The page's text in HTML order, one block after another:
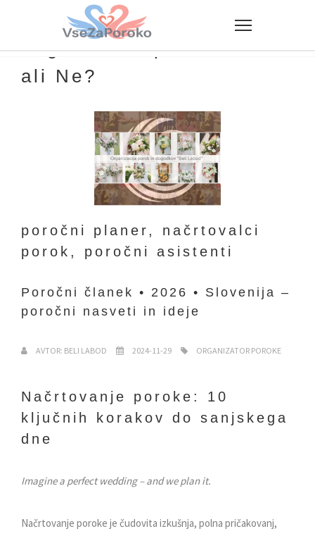
Organizator poroke Da
ali Ne?
poročni planer, načrtovalci
porok, poročni asistenti
Poročni članek • 2026 • Slovenija –
poročni nasveti in ideje
AVTOR: BELI LABOD 2024-11-29 ORGANIZATOR POROKE
Načrtovanje poroke: 10
ključnih korakov do sanjskega
dne
Imagine a perfect wedding – and we plan it.
Načrtovanje poroke je čudovita izkušnja, polna pričakovanj,